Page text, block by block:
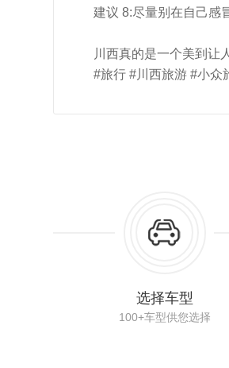
建议 8:尽量别在自己感
川西真的是一个美到让
#旅行 #川西旅游 #小众
选择车型
100+车型供您选择